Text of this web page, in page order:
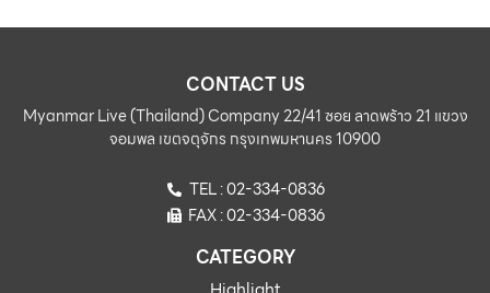
CONTACT US
Myanmar Live (Thailand) Company 22/41 ซอย ลาดพร้าว 21 แขวง
จอมพล เขตจตุจักร กรุงเทพมหานคร 10900
TEL : 02-334-0836
FAX : 02-334-0836
CATEGORY